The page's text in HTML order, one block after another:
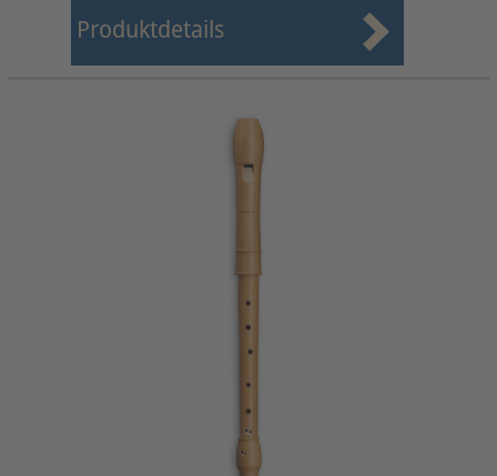
Produktdetails